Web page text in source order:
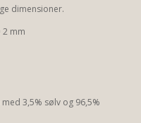
dimensioner.
mm
3,5% sølv og 96,5%